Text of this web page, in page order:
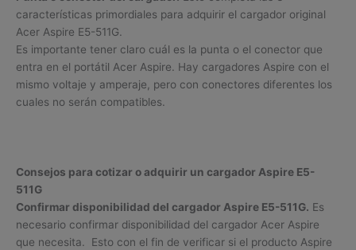
características primordiales para adquirir el cargador original
Acer Aspire E5-511G.
Es importante tener claro cuál es la punta o el conector que
entra en el portátil Acer Aspire. Hay cargadores Aspire con el
mismo voltaje y amperaje, pero con conectores diferentes los
cuales no serán compatibles.
Consejos para cotizar o adquirir un cargador Aspire E5-
511G
Confirmar disponibilidad del cargador Aspire E5-511G. Es
necesario confirmar disponibilidad del cargador Acer Aspire
que necesita. Esto con el fin de verificar si el producto Aspire